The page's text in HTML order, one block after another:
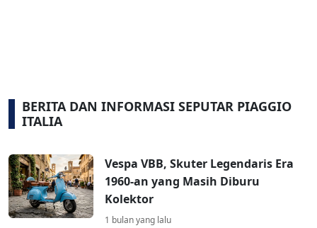
BERITA DAN INFORMASI SEPUTAR PIAGGIO
ITALIA
Vespa VBB, Skuter Legendaris Era
1960-an yang Masih Diburu
Kolektor
1 bulan yang lalu